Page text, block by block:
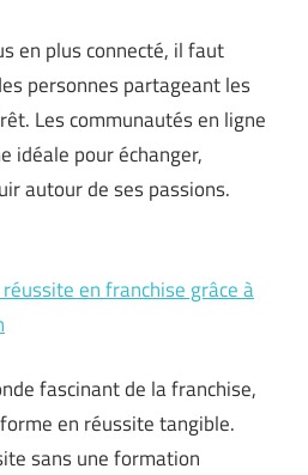
en plus connecté, il faut
personnes partageant les
Les communautés en ligne
idéale pour échanger,
autour de ses passions.
en franchise grâce à
fascinant de la franchise,
en réussite tangible.
sans une formation